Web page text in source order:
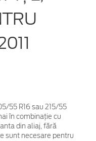
55 R16 sau 215/55
în combinaţie cu
din aliaj, fără
sunt necesare pentru